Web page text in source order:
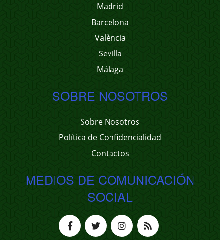
Madrid
Barcelona
València
Sevilla
Málaga
SOBRE NOSOTROS
Sobre Nosotros
Política de Confidencialidad
Contactos
MEDIOS DE COMUNICACIÓN
SOCIAL